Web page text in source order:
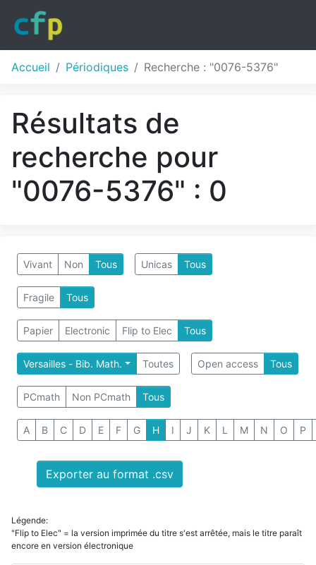
Accueil Périodiques Recherche : "0076-5376"
Résultats de
recherche pour
"0076-5376" : 0
Vivant Non Tous Unicas Tous
Fragile Tous
Papier Electronic Flip to Elec Tous
Versailles - Bib. Math. Toutes Open access Tous
PCmath Non PCmath Tous
A B C D E F G H I J K L M N O P
Exporter au format .csv
Légende:
"Flip to Elec" = la version imprimée du titre s'est arrêtée, mais le titre paraît
encore en version électronique